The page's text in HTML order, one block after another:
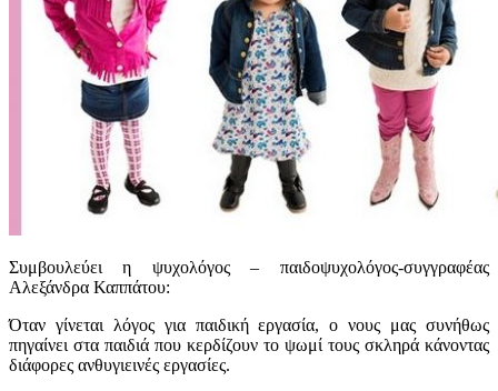
Συμβουλεύει η ψυχολόγος – παιδοψυχολόγος-συγγραφέας
Αλεξάνδρα Καππάτου:
Όταν γίνεται λόγος για παιδική εργασία, ο νους μας συνήθως
πηγαίνει στα παιδιά που κερδίζουν το ψωμί τους σκληρά κάνοντας
διάφορες ανθυγιεινές εργασίες.